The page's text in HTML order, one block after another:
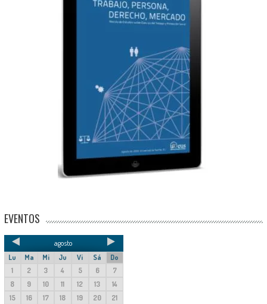
EVENTOS
agosto
Lu Ma Mi Ju Vi Sá
Do
1
2 3 4 5 6
7
8
9 10 11 12 13
14
15
16 17 18 19 20
21